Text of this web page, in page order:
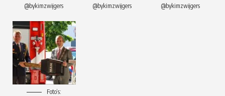
@bykimzwijgers
@bykimzwijgers
@bykimzwijgers
Foto’s: